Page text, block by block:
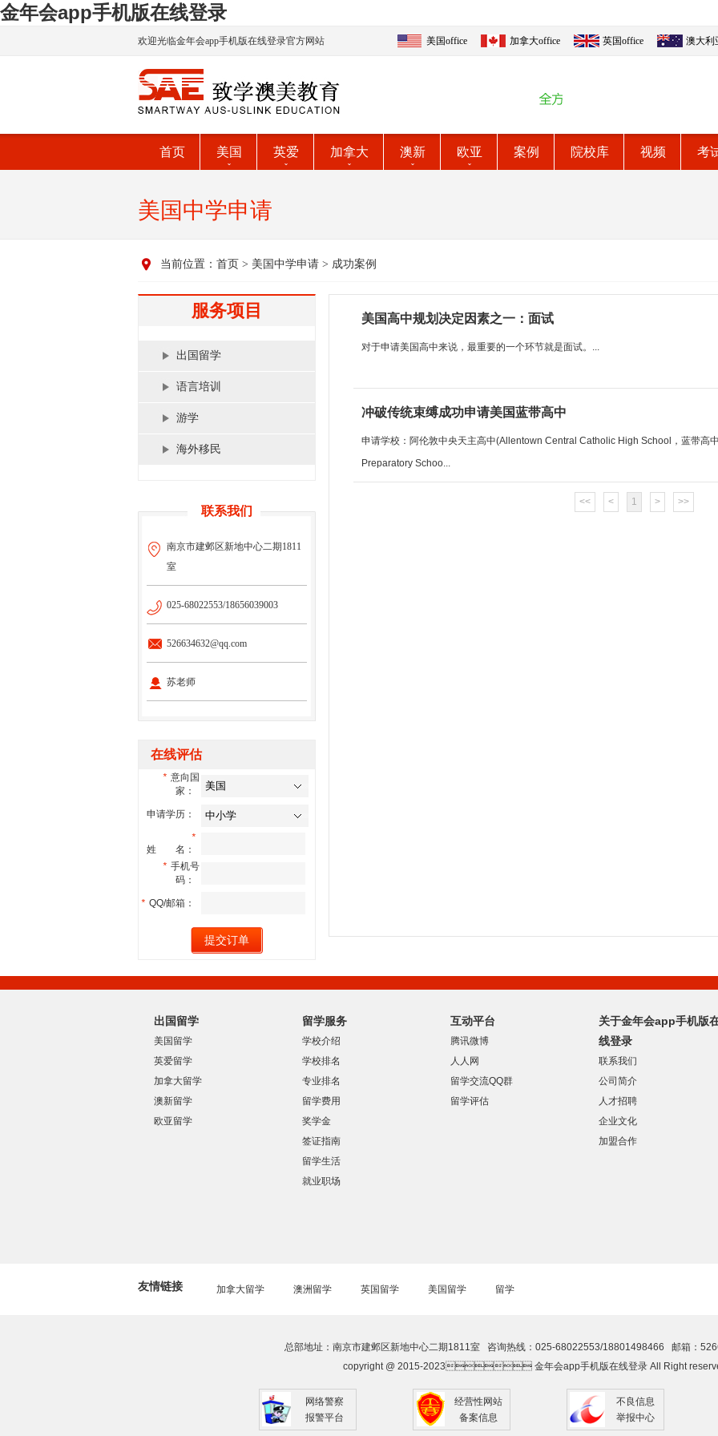
金年会app手机版在线登录
欢迎光临金年会app手机版在线登录官方网站 美国office 加拿大office 英国office 澳大利
首页 美国 英爱 加拿大 澳新 欧亚 案例 院校库 视频 考
美国中学申请
当前位置： 首页 > 美国中学申请 > 成功案例
服务项目
出国留学
语言培训
游学
海外移民
联系我们
南京市建邺区新地中心二期1811
室
025-68022553/18656039003
526634632@qq.com
苏老师
在线评估
* 意向国
家：
申请学历：
*
姓 名：
* 手机号
码：
* QQ/邮箱：
美国高中规划决定因素之一：面试
对于申请美国高中来说，最重要的一个环节就是面试。...
冲破传统束缚成功申请美国蓝带高中
申请学校：阿伦敦中央天主高中(Allentown Central Catholic High School，蓝带高
Preparatory Schoo...
<< < 1 > >>
出国留学
美国留学
英爱留学
加拿大留学
澳新留学
欧亚留学
留学服务
学校介绍
学校排名
专业排名
留学费用
奖学金
签证指南
留学生活
就业职场
互动平台
腾讯微博
人人网
留学交流QQ群
留学评估
关于金年会app手机版
线登录
联系我们
公司简介
人才招聘
企业文化
加盟合作
友情链接 加拿大留学 澳洲留学 英国留学 美国留学 留学
总部地址：南京市建邺区新地中心二期1811室 咨询热线：025-68022553/18801498466 邮箱：
copyright @ 2015-2023 金年会app手机版在线登录 All Right
网络警察
报警平台
经营性网站
备案信息
不良信息
举报中心